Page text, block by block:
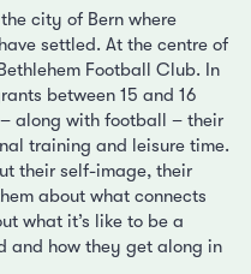
city of Bern where
settled. At the centre of
Football Club. In
between 15 and 16
along with football – their
training and leisure time.
their self-image, their
about what connects
what it’s like to be a
and how they get along in